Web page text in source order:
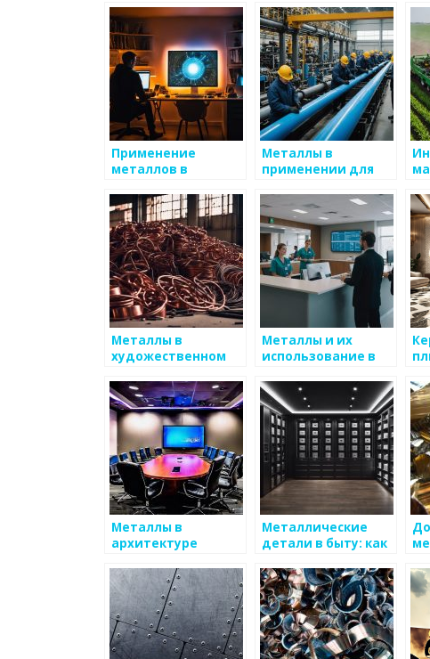
Применение
металлов в
интерьеров
Металлы в
применении для
мебельной
фурнитуры
Металлы в
художественном
Металлы и их
использование в
дизайне
интерьеров
Металлы в
архитектуре
Металлические
детали в быту: как